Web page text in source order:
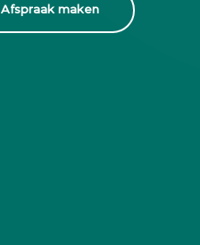
Afspraak maken